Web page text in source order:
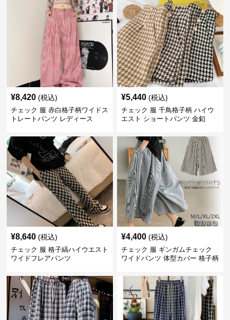
¥8,420 (税込)
チェック 服 赤白格子柄ワイドス
トレートパンツ レディース
¥5,440 (税込)
チェック 服 千鳥格子柄 ハイウ
エスト ショートパンツ 金釦
¥8,640 (税込)
チェック 服 格子縞ハイウエスト
ワイドフレアパンツ
¥4,400 (税込)
チェック 服 ギンガムチェック
ワイドパンツ 体型カバー 格子柄